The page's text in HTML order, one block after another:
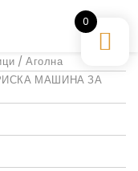
/Аголна
МАШИНА ЗА
0